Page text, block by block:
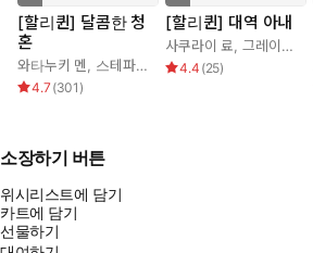
[할리퀸] 달콤한 청
혼
와타누키 멘 스테파니 로렌스
4.7 (301 )
[할리퀸] 대역 아내
사쿠라이 료 그레이스 그린
4.4 (25)
소장하기 버튼
위시리스트에 담기
카트에 담기
선물하기